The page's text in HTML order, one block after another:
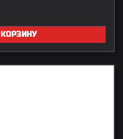
КОРЗИНУ